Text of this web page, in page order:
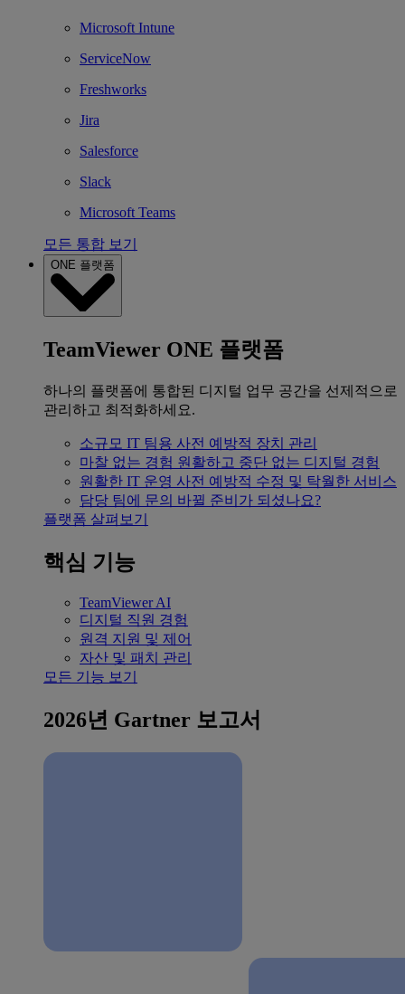
Microsoft Intune
ServiceNow
Freshworks
Jira
Salesforce
Slack
Microsoft Teams
모든 통합 보기
ONE 플랫폼
TeamViewer ONE 플랫폼
하나의 플랫폼에 통합된 디지털 업무 공간을 선제적으로
관리하고 최적화하세요.
소규모 IT 팀용 사전 예방적 장치 관리
마찰 없는 경험 원활하고 중단 없는 디지털 경험
원활한 IT 운영 사전 예방적 수정 및 탁월한 서비스
담당 팀에 문의 바뀔 준비가 되셨나요?
플랫폼 살펴보기
핵심 기능
TeamViewer AI
디지털 직원 경험
원격 지원 및 제어
자산 및 패치 관리
모든 기능 보기
2026년 Gartner 보고서